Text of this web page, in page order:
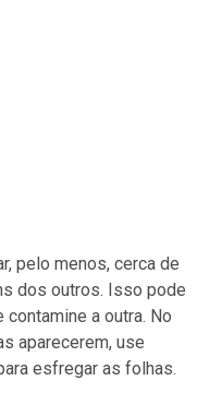
pelo menos, cerca de
dos outros. Isso pode
a outra. No
aparecerem, use
esfregar as folhas.